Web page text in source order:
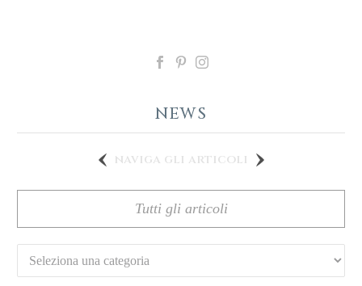
NEWS
naviga gli articoli
Tutti gli articoli
Categorie